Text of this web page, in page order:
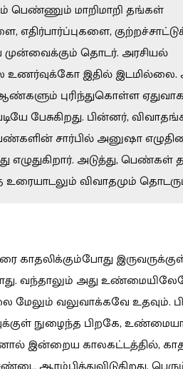
மாறிமாறி தங்கள்
எதிர்பார்ப்புகளை,
முன்வைக்கும் தொடர். அரசியல்
உணர்வுக்கோ இதில்
புரிந்துகொள்ள
பேசுகிறது. பின்னர்,
சார்பில் அனுஷா
அடுத்து, பெண்கள்
விவாதமும்
காதலிக்கும்போது
வந்தாலும் அது
வலுவாக்கவே உதவும்.
நுழைந்த பிறகே,
இன்றைய காலகட்டத்தில்,